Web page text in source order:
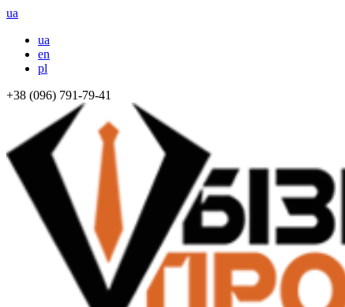
ua
ua
en
pl
+38 (096) 791-79-41